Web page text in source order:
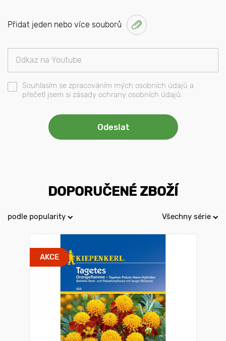
Přidat jeden nebo více souborů
Souhlasím se zpracováním mých osobních údajů a
přečetl jsem si zásady ochrany osobních údajů.
DOPORUČENÉ ZBOŽÍ
podle popularity Všechny série
AKCE